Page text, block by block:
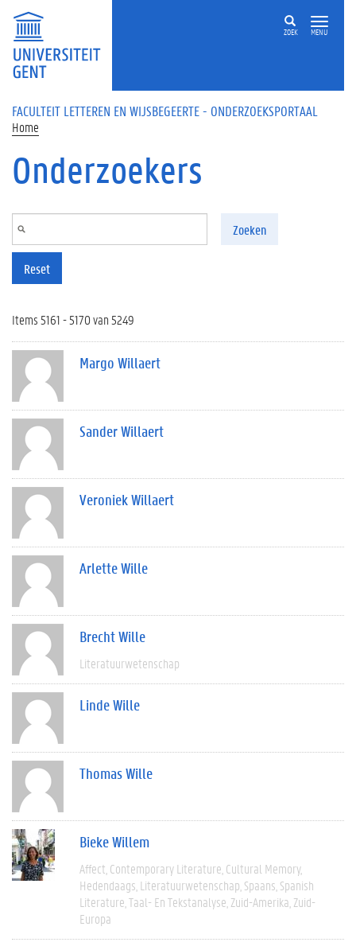
Overslaan en naar de inhoud gaan
ZOEK MENU
FACULTEIT LETTEREN EN WIJSBEGEERTE - ONDERZOEKSPORTAAL
Home
Onderzoekers
Zoeken
Reset
Items 5161 - 5170 van 5249
Margo Willaert
Sander Willaert
Veroniek Willaert
Arlette Wille
Brecht Wille
Literatuurwetenschap
Linde Wille
Thomas Wille
Bieke Willem
Affect Contemporary Literature Cultural Memory
Hedendaags Literatuurwetenschap Spaans Spanish
Literature Taal- En Tekstanalyse Zuid-Amerika Zuid-
Europa